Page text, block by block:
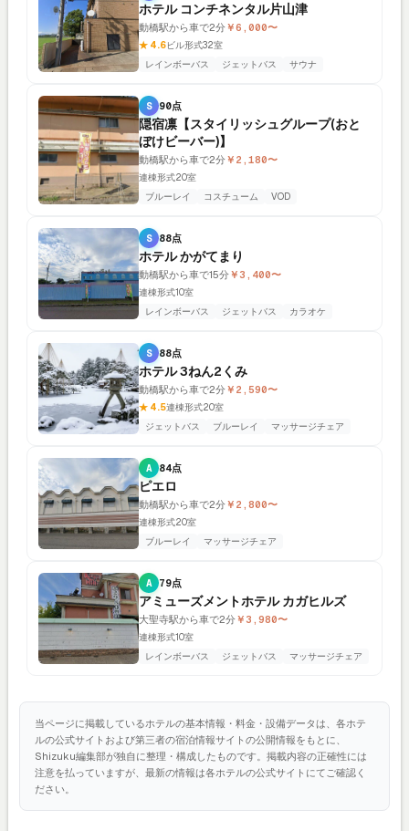
ホテル コンチネンタル片山津
動橋駅から車で2分￥6,000〜
★ 4.6ビル形式32室
レインボーバス
ジェットバス サウナ
S 90点
隠宿凛【スタイリッシュグループ(おと
ぼけビーバー)】
動橋駅から車で2分￥2,180〜
連棟形式20室
ブルーレイ
コスチューム VOD
S 88点
ホテル かがてまり
動橋駅から車で15分￥3,400〜
連棟形式10室
レインボーバス
ジェットバス カラオケ
S 88点
ホテル 3ねん2くみ
動橋駅から車で2分￥2,590〜
★ 4.5連棟形式20室
ジェットバス
ブルーレイ マッサージチェア
A 84点
ピエロ
動橋駅から車で2分￥2,800〜
連棟形式20室
ブルーレイ
マッサージチェア
A 79点
アミューズメントホテル カガヒルズ
大聖寺駅から車で2分￥3,980〜
連棟形式10室
レインボーバス
ジェットバス マッサージチェア
当ページに掲載しているホテルの基本情報・料金・設備データは、各ホテ
ルの公式サイトおよび第三者の宿泊情報サイトの公開情報をもとに、
Shizuku編集部が独自に整理・構成したものです。掲載内容の正確性には
注意を払っていますが、最新の情報は各ホテルの公式サイトにてご確認く
ださい。